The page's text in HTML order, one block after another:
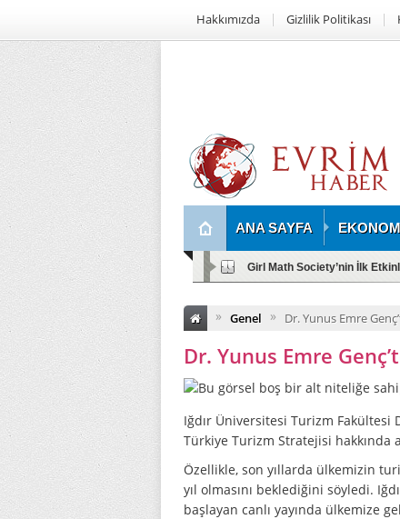
Hakkımızda Gizlilik Politikası
ANA SAYFA
Girl Math Society’nin İlk
» Genel » Dr. Yunus Emre
Dr. Yunus Emre
Iğdır Üniversitesi Turizm Fakültesi
Türkiye Turizm Stratejisi hakkında
Özellikle, son yıllarda ülkemizin
yıl olmasını beklediğini söyledi.
başlayan canlı yayında ülkemize